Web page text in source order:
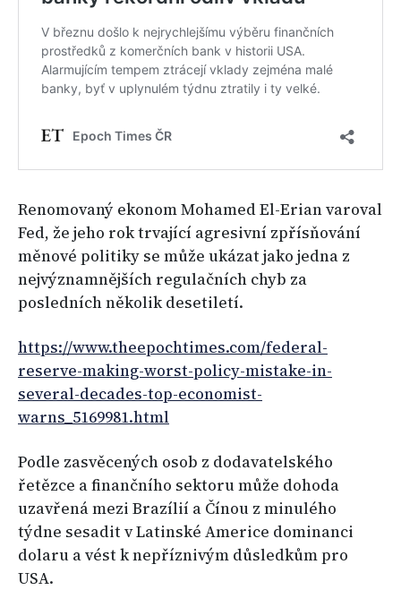
Renomovaný ekonom Mohamed El-Erian varoval
Fed, že jeho rok trvající agresivní zpřísňování
měnové politiky se může ukázat jako jedna z
nejvýznamnějších regulačních chyb za
posledních několik desetiletí.
https://www.theepochtimes.com/federal-
reserve-making-worst-policy-mistake-in-
several-decades-top-economist-
warns_5169981.html
Podle zasvěcených osob z dodavatelského
řetězce a finančního sektoru může dohoda
uzavřená mezi Brazílií a Čínou z minulého
týdne sesadit v Latinské Americe dominanci
dolaru a vést k nepříznivým důsledkům pro
USA.